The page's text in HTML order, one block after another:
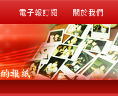
電子報訂閱 關於我們